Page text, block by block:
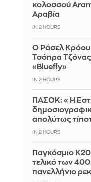
κολοσσού
Αραβία
IN 2 HOURS
Ο Ράσελ Κρόου
Τσόπρα
«Bluefly»
IN 2 HOURS
ΠΑΣΟΚ: «Η
απολύτως
IN 2 HOURS
Παγκόσμιο
τελικό των
πανελλήνιο